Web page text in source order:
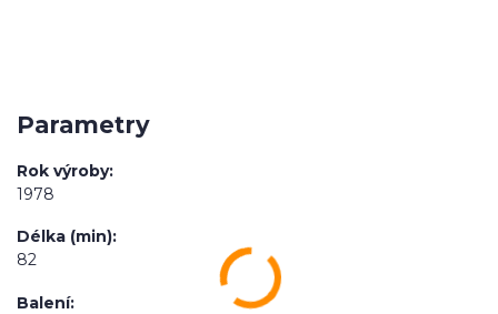
Parametry
Rok výroby
1978
Délka (min)
82
Balení